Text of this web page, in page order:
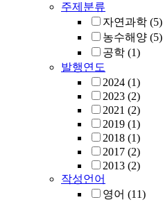
주제분류
자연과학 (5)
농수해양 (5)
공학 (1)
발행연도
2024 (1)
2023 (2)
2021 (2)
2019 (1)
2018 (1)
2017 (2)
2013 (2)
작성언어
영어 (11)